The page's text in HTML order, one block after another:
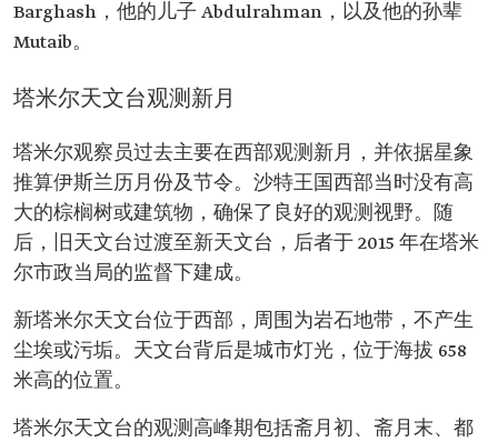
Barghash，他的儿子 Abdulrahman，以及他的孙辈
Mutaib。
塔米尔天文台观测新月
塔米尔观察员过去主要在西部观测新月，并依据星象
推算伊斯兰历月份及节令。沙特王国西部当时没有高
大的棕榈树或建筑物，确保了良好的观测视野。随
后，旧天文台过渡至新天文台，后者于 2015 年在塔米
尔市政当局的监督下建成。
新塔米尔天文台位于西部，周围为岩石地带，不产生
尘埃或污垢。天文台背后是城市灯光，位于海拔 658
米高的位置。
塔米尔天文台的观测高峰期包括斋月初、斋月末、都